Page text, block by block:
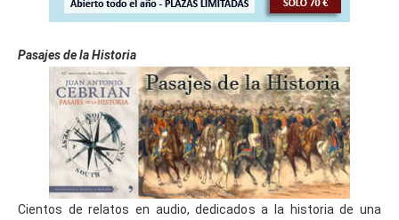
Pasajes de la Historia
Cientos de relatos en audio, dedicados a la historia de una